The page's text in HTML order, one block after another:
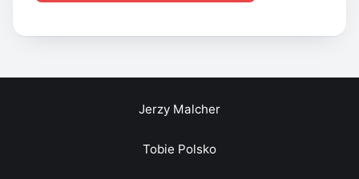
Jerzy Malcher
Tobie Polsko